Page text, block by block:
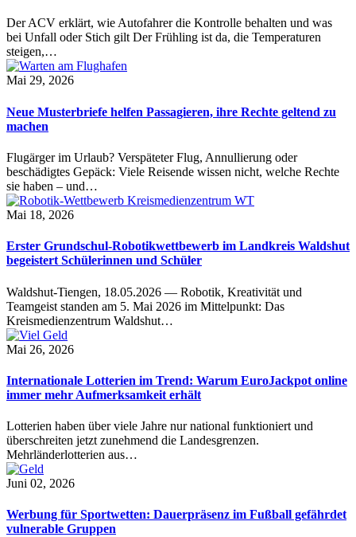
Der ACV erklärt, wie Autofahrer die Kontrolle behalten und was
bei Unfall oder Stich gilt Der Frühling ist da, die Temperaturen
steigen,…
Mai 29, 2026
Neue Musterbriefe helfen Passagieren, ihre Rechte geltend zu
machen
Flugärger im Urlaub? Verspäteter Flug, Annullierung oder
beschädigtes Gepäck: Viele Reisende wissen nicht, welche Rechte
sie haben – und…
Mai 18, 2026
Erster Grundschul-Robotikwettbewerb im Landkreis Waldshut
begeistert Schülerinnen und Schüler
Waldshut-Tiengen, 18.05.2026 — Robotik, Kreativität und
Teamgeist standen am 5. Mai 2026 im Mittelpunkt: Das
Kreismedienzentrum Waldshut…
Mai 26, 2026
Internationale Lotterien im Trend: Warum EuroJackpot online
immer mehr Aufmerksamkeit erhält
Lotterien haben über viele Jahre nur national funktioniert und
überschreiten jetzt zunehmend die Landesgrenzen.
Mehrländerlotterien aus…
Juni 02, 2026
Werbung für Sportwetten: Dauerpräsenz im Fußball gefährdet
vulnerable Gruppen